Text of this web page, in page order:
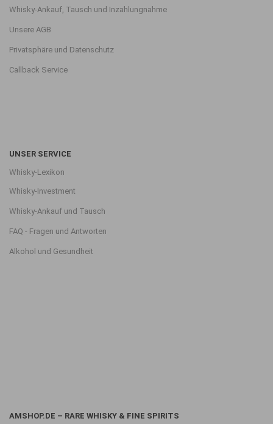
Whisky-Ankauf, Tausch und Inzahlungnahme
Unsere AGB
Privatsphäre und Datenschutz
Callback Service
UNSER SERVICE
Whisky-Lexikon
Whisky-Investment
Whisky-Ankauf und Tausch
FAQ - Fragen und Antworten
Alkohol und Gesundheit
AMSHOP.DE – RARE WHISKY & FINE SPIRITS